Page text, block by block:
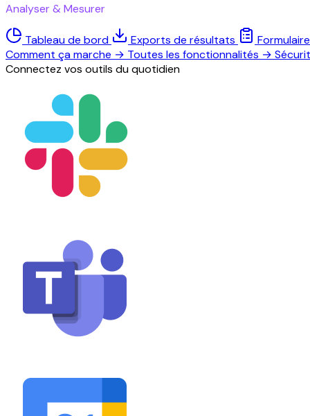
Analyser & Mesurer
Tableau de bord Exports de résultats
Comment ça marche → Toutes les fonctionnalités →
Connectez vos outils du quotidien